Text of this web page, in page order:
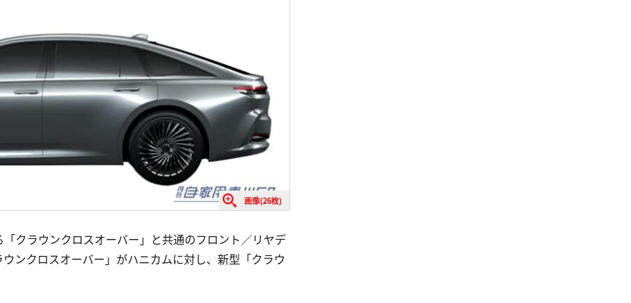
画像(26枚)
クラウンクロスオーバー」と共通のフロント／リヤデ
ンクロスオーバー」がハニカムに対し、新型「クラウ